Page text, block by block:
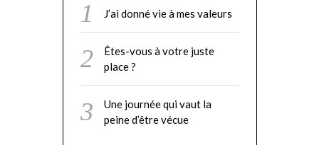
J’ai donné vie à mes valeurs
Êtes-vous à votre juste
place ?
Une journée qui vaut la
peine d’être vécue